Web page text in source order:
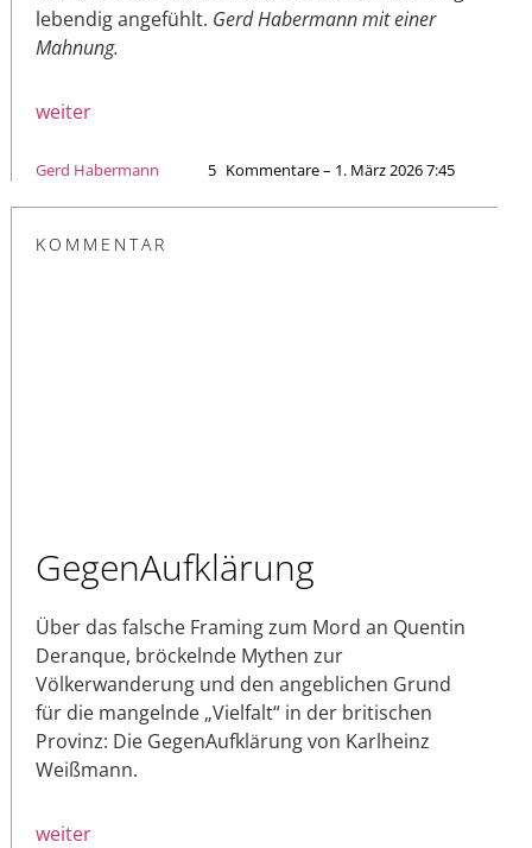
lebendig angefühlt. Gerd Habermann mit einer
Mahnung.
weiter
Gerd Habermann 5 Kommentare – 1. März 2026 7:45
KOMMENTAR
GegenAufklärung
Über das falsche Framing zum Mord an Quentin
Deranque, bröckelnde Mythen zur
Völkerwanderung und den angeblichen Grund
für die mangelnde „Vielfalt“ in der britischen
Provinz: Die GegenAufklärung von Karlheinz
Weißmann.
weiter